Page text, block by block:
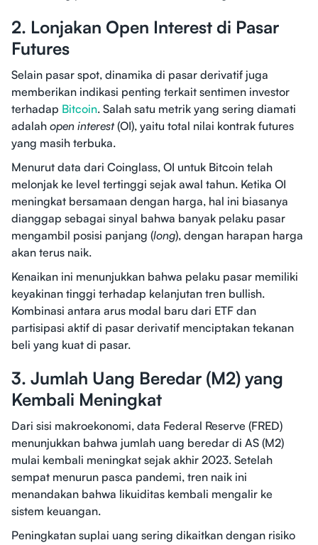
2. Lonjakan Open Interest di Pasar
Futures
Selain pasar spot, dinamika di pasar derivatif juga
memberikan indikasi penting terkait sentimen investor
terhadap Bitcoin. Salah satu metrik yang sering diamati
adalah open interest(OI), yaitu total nilai kontrak futures
yang masih terbuka.
Menurut data dari Coinglass, OI untuk Bitcoin telah
melonjak ke level tertinggi sejak awal tahun. Ketika OI
meningkat bersamaan dengan harga, hal ini biasanya
dianggap sebagai sinyal bahwa banyak pelaku pasar
mengambil posisi panjang (long), dengan harapan harga
akan terus naik.
Kenaikan ini menunjukkan bahwa pelaku pasar memiliki
keyakinan tinggi terhadap kelanjutan tren bullish.
Kombinasi antara arus modal baru dari ETF dan
partisipasi aktif di pasar derivatif menciptakan tekanan
beli yang kuat di pasar.
3. Jumlah Uang Beredar (M2) yang
Kembali Meningkat
Dari sisi makroekonomi, data Federal Reserve (FRED)
menunjukkan bahwa jumlah uang beredar di AS (M2)
mulai kembali meningkat sejak akhir 2023. Setelah
sempat menurun pasca pandemi, tren naik ini
menandakan bahwa likuiditas kembali mengalir ke
sistem keuangan.
Peningkatan suplai uang sering dikaitkan dengan risiko